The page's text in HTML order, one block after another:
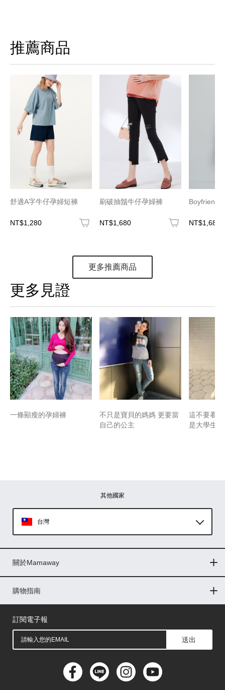
推薦商品
舒適A字牛仔孕婦短褲
NT$1,280
刷破抽鬚牛仔孕婦褲
NT$1,680
Boyfriend
NT$1,680
更多推薦商品
更多見證
一條顯瘦的孕婦褲
不只是寶貝的媽媽 更要當
自己的公主
這不要看
是大學生
其他國家
台灣
印尼
馬來西亞
關於Mamaway
門市據點
最新消息
品牌故事
人力招募
媒體花絮
隱私權聲明
CSR企業社會責任
購物指南
購物常見問題
退換貨問題
儲值金使用條款
購買儲值金
發票問題
會員權益
線上留言
吸乳器-免費體驗
訂閱電子報
送出